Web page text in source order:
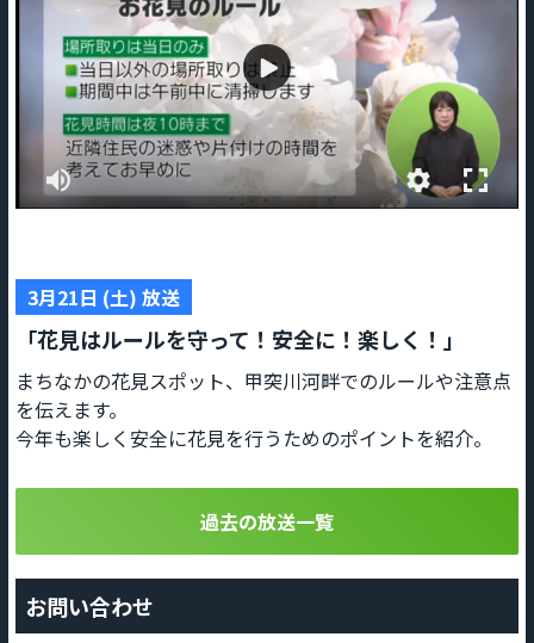
3月21日 (土) 放送
「花見はルールを守って！安全に！楽しく！」
まちなかの花見スポット、甲突川河畔でのルールや注意点
を伝えます。
今年も楽しく安全に花見を行うためのポイントを紹介。
過去の放送一覧
お問い合わせ